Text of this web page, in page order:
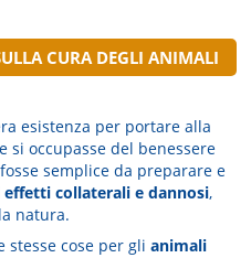
CURA DEGLI ANIMALI
esistenza per portare alla
si occupasse del benessere
semplice da preparare e
collaterali e dannosi,
natura.
stesse cose per glianimali